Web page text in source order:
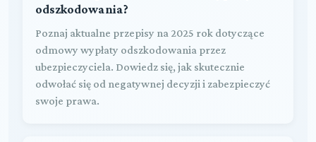
odszkodowania?
Poznaj aktualne przepisy na 2025 rok dotyczące
odmowy wypłaty odszkodowania przez
ubezpieczyciela. Dowiedz się, jak skutecznie
odwołać się od negatywnej decyzji i zabezpieczyć
swoje prawa.